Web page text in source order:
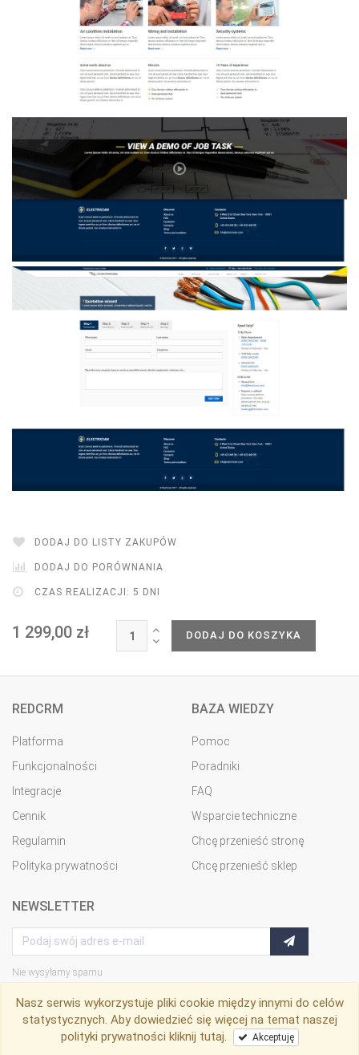
DODAJ DO LISTY ZAKUPÓW
DODAJ DO PORÓWNANIA
CZAS REALIZACJI: 5 DNI
1 299,00 zł DODAJ DO KOSZYKA
REDCRM
Platforma
Funkcjonalności
Integracje
Cennik
Regulamin
Polityka prywatności
BAZA WIEDZY
Pomoc
Poradniki
FAQ
Wsparcie techniczne
Chcę przenieść stronę
Chcę przenieść sklep
NEWSLETTER
Nie wysyłamy spamu
RedCRM © Copyright 2009-2026
Nasz serwis wykorzystuje pliki cookie między innymi do celów
statystycznych. Aby dowiedzieć się więcej na temat naszej
polityki prywatności kliknij tutaj. Akceptuję